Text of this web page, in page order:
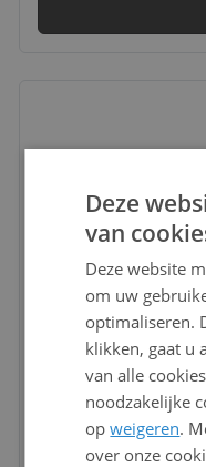
Deze
van
Deze website
om uw
optimaliseren.
klikken, gaat u
van alle
noodzakelijke
opweigeren.
over onze